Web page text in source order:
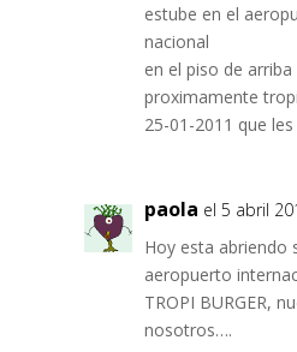
estube en el
nacional
en el piso de
proximamente
25-01-2011 que
paola el 5 abril
Hoy esta abriendo
aeropuerto
TROPI BURGER,
nosotros….